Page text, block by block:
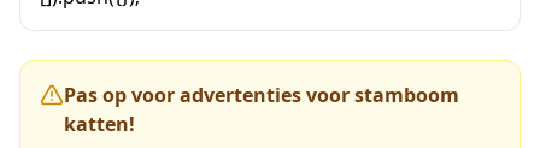
Pas op voor advertenties voor stamboom
katten!